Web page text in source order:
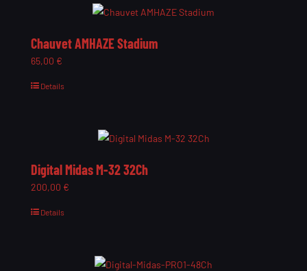
Chauvet AMHAZE Stadium
65,00 €
Details
Digital Midas M-32 32Ch
200,00 €
Details